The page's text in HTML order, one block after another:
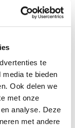
te
te bieden
Ook delen we
met onze
analyse. Deze
met andere